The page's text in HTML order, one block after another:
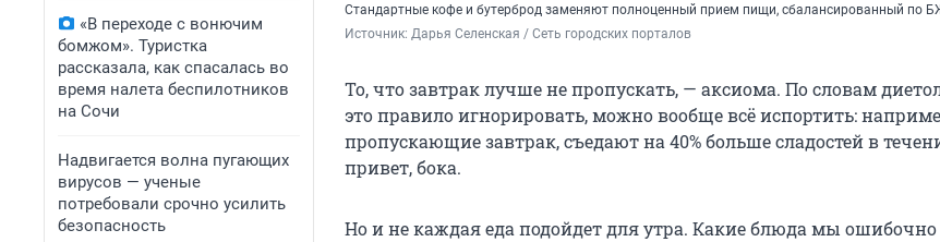
«В переходе с вонючим
бомжом». Туристка
рассказала, как спасалась во
время налета беспилотников
на Сочи
Надвигается волна пугающих
вирусов — ученые
потребовали срочно усилить
безопасность
Стандартные кофе и бутерброд заменяют полноценный прием пищи, сбалансированный по
Источник: Дарья Селенская / Сеть городских порталов
То, что завтрак лучше не пропускать, — аксиома. По словам
это правило игнорировать, можно вообще всё испортить:
пропускающие завтрак, съедают на 40% больше сладостей в
привет, бока.
Но и не каждая еда подойдет для утра. Какие блюда мы